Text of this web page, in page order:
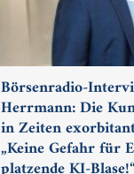
Börsenradio-
Herrmann: Die
in Zeiten
„Keine Gefahr für